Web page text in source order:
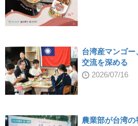
台湾産マンゴ
交流を深める
2026/07/16
農業部が台湾